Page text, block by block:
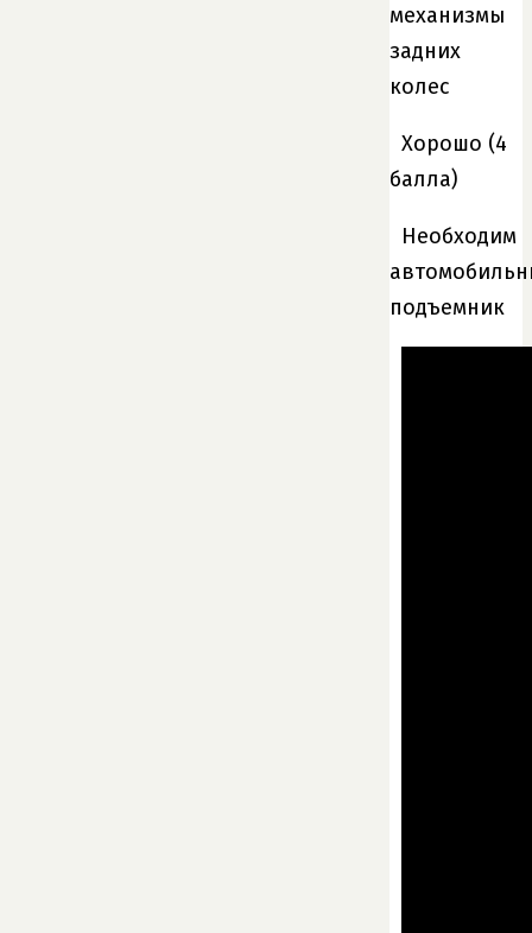
механизмы
задних
колес
Хорошо (4
балла)
Необходим
подъемник